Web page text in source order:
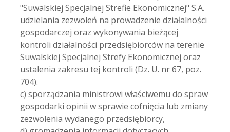
"Suwalskiej Specjalnej Strefie Ekonomicznej" S.A.
udzielania zezwoleń na prowadzenie działalności
gospodarczej oraz wykonywania bieżącej
kontroli działalności przedsiębiorców na terenie
Suwalskiej Specjalnej Strefy Ekonomicznej oraz
ustalenia zakresu tej kontroli (Dz. U. nr 67, poz.
704).
c) sporządzania ministrowi właściwemu do spraw
gospodarki opinii w sprawie cofnięcia lub zmiany
zezwolenia wydanego przedsiębiorcy,